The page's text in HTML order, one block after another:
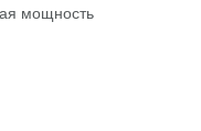
мощность